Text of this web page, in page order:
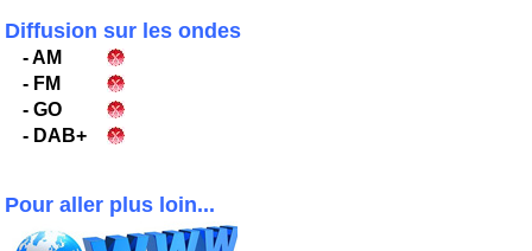
Diffusion sur les ondes
- AM
- FM
- GO
- DAB+
Pour aller plus loin...